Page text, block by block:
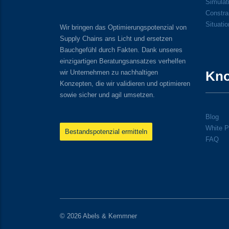
Wir bringen das Optimierungspotenzial von
Supply Chains ans Licht und ersetzen
Bauchgefühl durch Fakten. Dank unseres
einzigartigen Beratungsansatzes verhelfen
wir Unternehmen zu nachhaltigen
Konzepten, die wir validieren und optimieren
sowie sicher und agil umsetzen.
Bestandspotenzial ermitteln
Blog
White
FAQ
© 2026 Abels & Kemmner